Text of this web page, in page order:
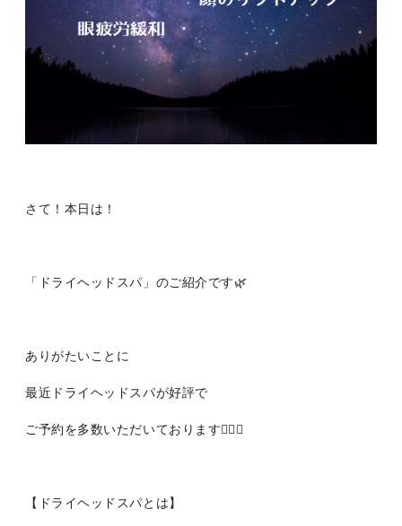
さて！本日は！
「ドライヘッドスパ」のご紹介です🌿
ありがたいことに
最近ドライヘッドスパが好評で
ご予約を多数いただいております🙇‍♀️✨
【ドライヘッドスパとは】